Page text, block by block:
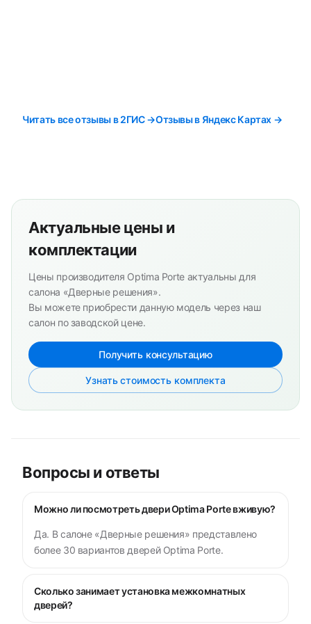
Читать все отзывы в 2ГИС →Отзывы в Яндекс Картах →
Актуальные цены и
комплектации
Цены производителя Optima Porte актуальны для
салона «Дверные решения».
Вы можете приобрести данную модель через наш
салон по заводской цене.
Получить консультацию
Узнать стоимость комплекта
Вопросы и ответы
Можно ли посмотреть двери Optima Porte вживую?
Да. В салоне «Дверные решения» представлено
более 30 вариантов дверей Optima Porte.
Сколько занимает установка межкомнатных
дверей?